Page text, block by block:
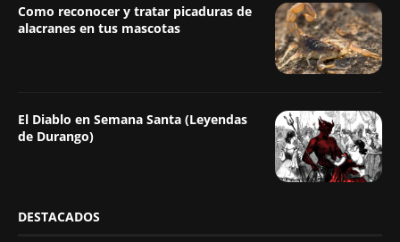
Como reconocer y tratar picaduras de
alacranes en tus mascotas
El Diablo en Semana Santa (Leyendas
de Durango)
DESTACADOS